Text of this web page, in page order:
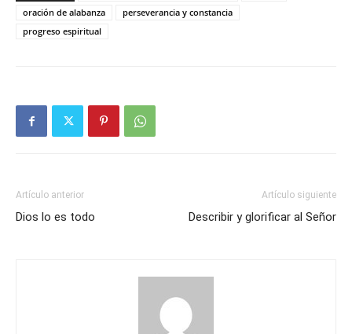
oración de alabanza
perseverancia y constancia
progreso espiritual
Artículo anterior
Dios lo es todo
Artículo siguiente
Describir y glorificar al Señor